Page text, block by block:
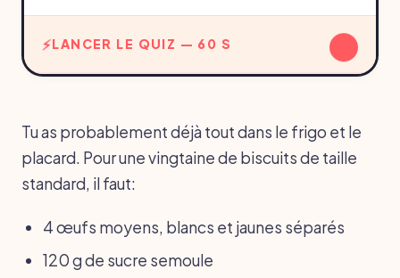
LANCER LE QUIZ — 60 S
Tu as probablement déjà tout dans le frigo et le
placard. Pour une vingtaine de biscuits de taille
standard, il faut:
4 œufs moyens, blancs et jaunes séparés
120 g de sucre semoule